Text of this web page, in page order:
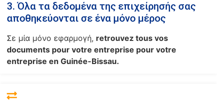
3. Όλα τα δεδομένα της επιχείρησής σας
αποθηκεύονται σε ένα μόνο μέρος
Σε μία μόνο εφαρμογή, retrouvez tous vos
documents pour votre entreprise pour votre
entreprise en Guinée-Bissau.